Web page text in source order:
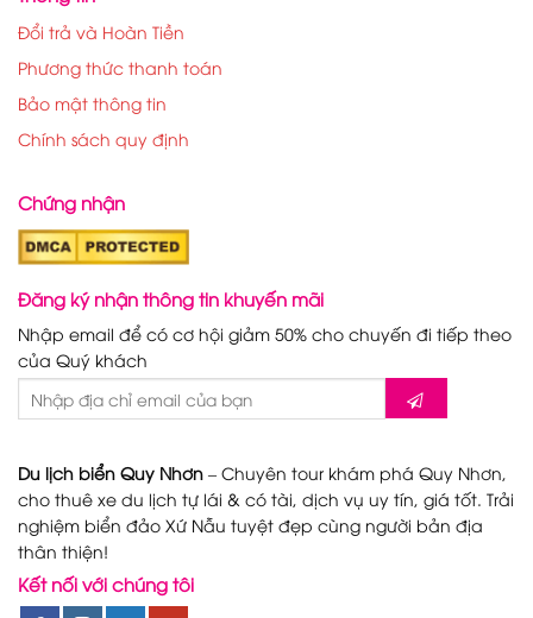
Đổi trả và Hoàn Tiền
Phương thức thanh toán
Bảo mật thông tin
Chính sách quy định
Chứng nhận
Đăng ký nhận thông tin khuyến mãi
Nhập email để có cơ hội giảm 50% cho chuyến đi tiếp theo
của Quý khách
Du lịch biển Quy Nhơn – Chuyên tour khám phá Quy Nhơn,
cho thuê xe du lịch tự lái & có tài, dịch vụ uy tín, giá tốt. Trải
nghiệm biển đảo Xứ Nẫu tuyệt đẹp cùng người bản địa
thân thiện!
Kết nối với chúng tôi